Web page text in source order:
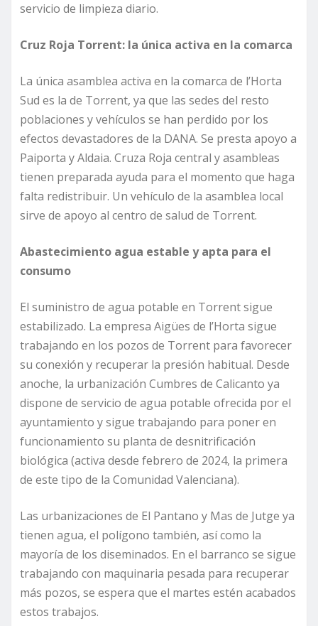
servicio de limpieza diario.
Cruz Roja Torrent: la única activa en la comarca
La única asamblea activa en la comarca de l’Horta
Sud es la de Torrent, ya que las sedes del resto
poblaciones y vehículos se han perdido por los
efectos devastadores de la DANA. Se presta apoyo a
Paiporta y Aldaia. Cruza Roja central y asambleas
tienen preparada ayuda para el momento que haga
falta redistribuir. Un vehículo de la asamblea local
sirve de apoyo al centro de salud de Torrent.
Abastecimiento agua estable y apta para el
consumo
El suministro de agua potable en Torrent sigue
estabilizado. La empresa Aigües de l’Horta sigue
trabajando en los pozos de Torrent para favorecer
su conexión y recuperar la presión habitual. Desde
anoche, la urbanización Cumbres de Calicanto ya
dispone de servicio de agua potable ofrecida por el
ayuntamiento y sigue trabajando para poner en
funcionamiento su planta de desnitrificación
biológica (activa desde febrero de 2024, la primera
de este tipo de la Comunidad Valenciana).
Las urbanizaciones de El Pantano y Mas de Jutge ya
tienen agua, el polígono también, así como la
mayoría de los diseminados. En el barranco se sigue
trabajando con maquinaria pesada para recuperar
más pozos, se espera que el martes estén acabados
estos trabajos.